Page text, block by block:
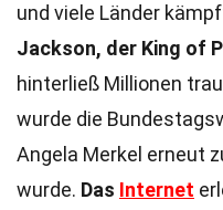
und viele Länder
Jackson, der King of
hinterließ Millionen
wurde die
Angela Merkel erneut
wurde. Das Internet